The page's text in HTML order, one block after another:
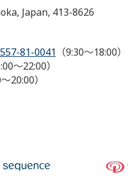
Japan, 413-8626
81-0041 （9:30～18:00）
～22:00）
20:00）